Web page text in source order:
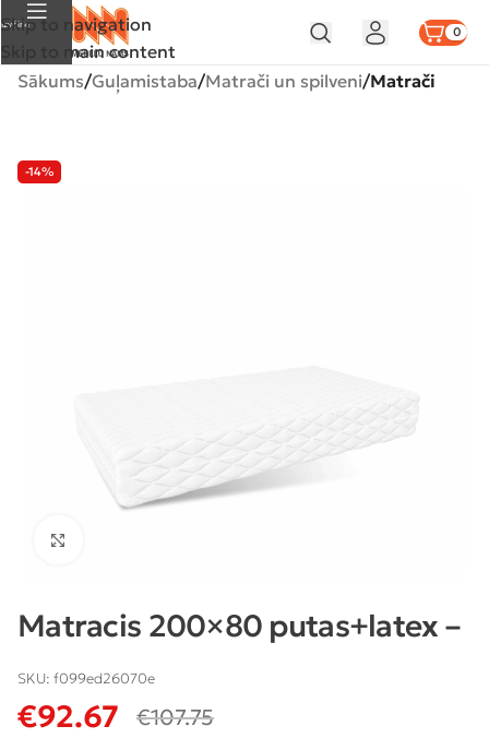
Skip to navigation
Skip to main content
Izvēlne 0
Sākums Guļamistaba Matrači un spilveni Matrači
-14%
Matracis 200×80 putas+latex –
SKU: f099ed26070e
€92.67 €107.75